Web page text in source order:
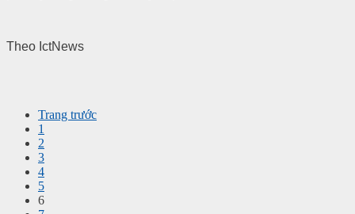
Theo IctNews
Trang trước
1
2
3
4
5
6